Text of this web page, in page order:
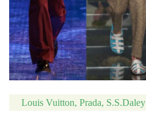
Louis Vuitton, Prada, S.S.Daley